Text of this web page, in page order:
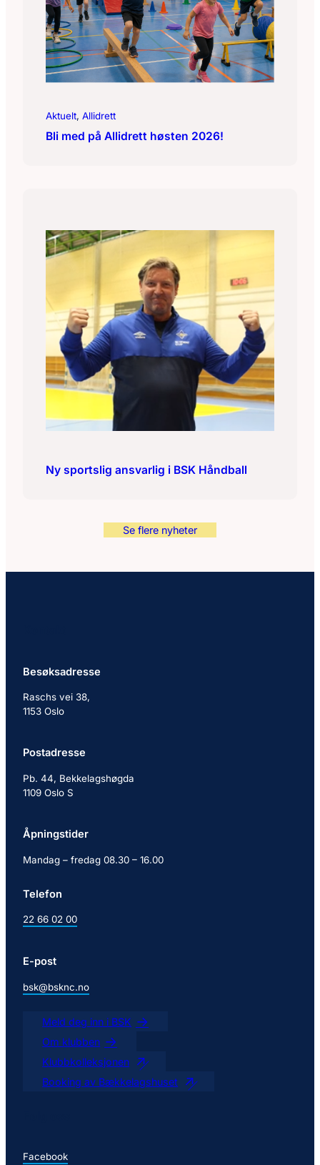
Aktuelt, Allidrett
Bli med på Allidrett høsten 2026!
Ny sportslig ansvarlig i BSK Håndball
Se flere nyheter
Besøksadresse
Raschs vei 38,
1153 Oslo
Postadresse
Pb. 44, Bekkelagshøgda
1109 Oslo S
Åpningstider
Mandag – fredag 08.30 – 16.00
Telefon
22 66 02 00
E-post
bsk@bsknc.no
Meld deg inn i BSK
Om klubben
Klubbkolleksjonen
Booking av Bækkelagshuset
Facebook